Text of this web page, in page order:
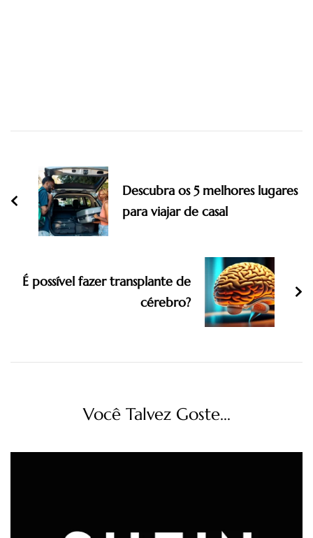
Navigation
Descubra os 5 melhores lugares
para viajar de casal
É possível fazer transplante de
cérebro?
Você Talvez Goste...